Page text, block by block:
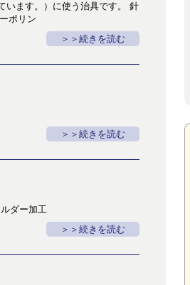
います。）に使う治具です。 針
ポリン
＞続きを読む
＞続きを読む
ダー加工
＞続きを読む